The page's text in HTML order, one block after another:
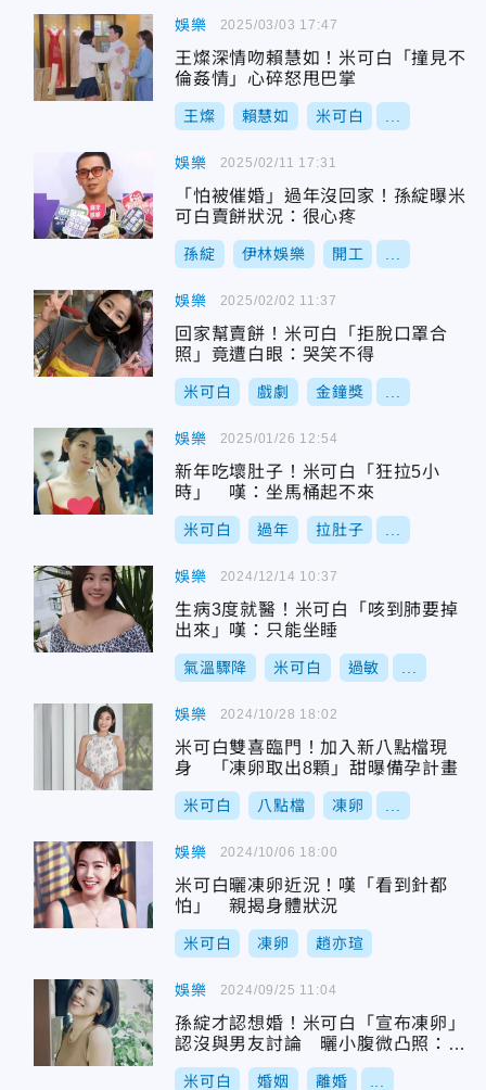
娛樂
王燦深情吻賴慧如！米可白「撞見不
倫姦情」心碎怒甩巴掌
王燦 賴慧如 米可白
2025/03/03 17:47
娛樂
「怕被催婚」過年沒回家！孫綻曝米
可白賣餅狀況：很心疼
孫綻 伊林娛樂 開工
2025/02/11 17:31
娛樂
回家幫賣餅！米可白「拒脫口罩合
照」竟遭白眼：哭笑不得
米可白 戲劇 金鐘獎
2025/02/02 11:37
娛樂
新年吃壞肚子！米可白「狂拉5小
時」 嘆：坐馬桶起不來
米可白 過年 拉肚子
2025/01/26 12:54
娛樂
生病3度就醫！米可白「咳到肺要掉
出來」嘆：只能坐睡
氣溫驟降 米可白 過敏
2024/12/14 10:37
娛樂
米可白雙喜臨門！加入新八點檔現
身 「凍卵取出8顆」甜曝備孕計畫
米可白 八點檔 凍卵
2024/10/28 18:02
娛樂
米可白曬凍卵近況！嘆「看到針都
怕」 親揭身體狀況
米可白 凍卵 趙亦瑄
2024/10/06 18:00
娛樂
孫綻才認想婚！米可白「宣布凍卵」
認沒與男友討論 曬小腹微凸照：小
肉肉
米可白 婚姻 離婚
2024/09/25 11:04